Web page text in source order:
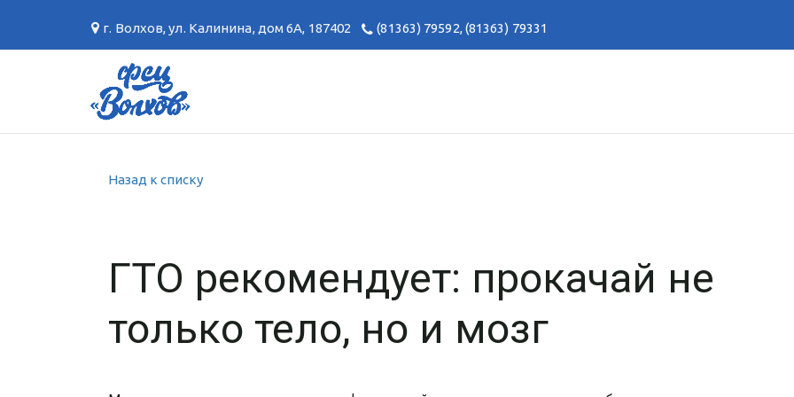
г. Волхов,ул. Калинина, дом 6А, 187402 (81363) 79592,(81363) 79331
Назад к списку
ГТО рекомендует: прокачай не
только тело, но и мозг